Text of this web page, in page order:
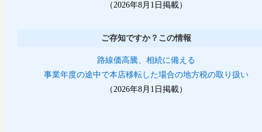
（2026年8月1日掲載）
ご存知ですか？この情報
路線価高騰、相続に備える
事業年度の途中で本店移転した場合の地方税の取り扱い
（2026年8月1日掲載）